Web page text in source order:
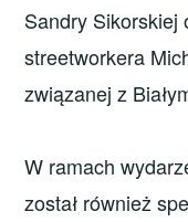
Sandry Sikorskiej
streetworkera
związanej z
W ramach
został również